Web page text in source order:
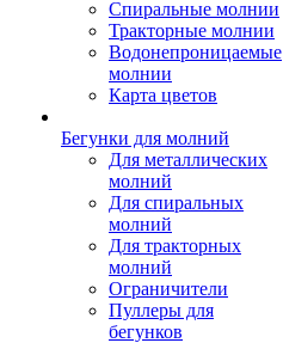
Спиральные молнии
Тракторные молнии
Водонепроницаемые
молнии
Карта цветов
Бегунки для молний
Для металлических
молний
Для спиральных
молний
Для тракторных
молний
Ограничители
Пуллеры для
бегунков